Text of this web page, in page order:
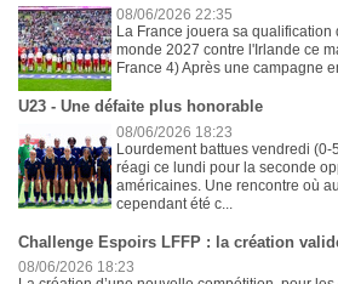
08/06/2026 22:35
La France jouera sa
monde 2027 contre l'Irlande ce
France 4) Après une campagne
U23 - Une défaite plus honorable
08/06/2026 18:23
Lourdement battues vendredi
réagi ce lundi pour la seconde
américaines. Une rencontre où
cependant été c...
Challenge Espoirs LFFP : la création
08/06/2026 18:23